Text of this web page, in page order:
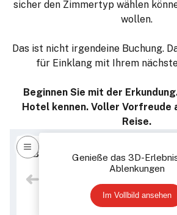
sicher den Zimmertyp wählen
wollen.
Das ist nicht irgendeine Buchung.
für Einklang mit Ihrem
Beginnen Sie mit der
Hotel kennen. Voller Vorfreude
Reise.
Bewegen Drehen
Genieße das 3D-
Ablenkungen
Im Vollbild ansehen